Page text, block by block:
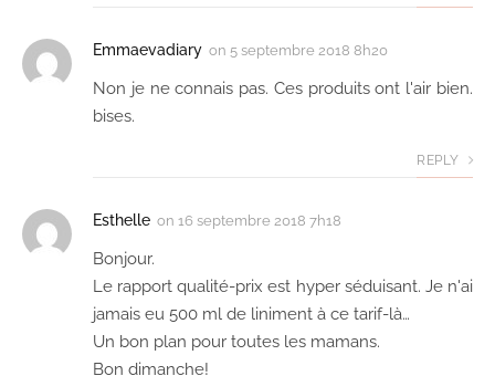
Emmaevadiary on 5 septembre 2018 8h20
Non je ne connais pas. Ces produits ont l'air bien.
bises.
REPLY
Esthelle on 16 septembre 2018 7h18
Bonjour.
Le rapport qualité-prix est hyper séduisant. Je n'ai
jamais eu 500 ml de liniment à ce tarif-là…
Un bon plan pour toutes les mamans.
Bon dimanche!